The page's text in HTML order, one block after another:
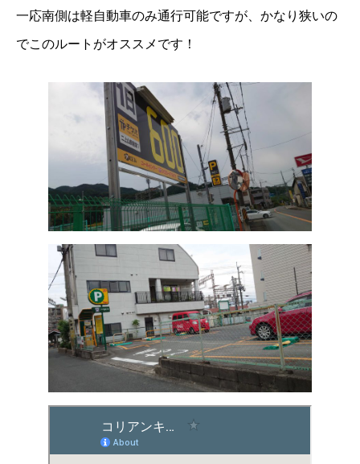
一応南側は軽自動車のみ通行可能ですが、かなり狭いの
でこのルートがオススメです！